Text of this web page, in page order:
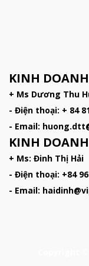
KINH
+ Ms Dương Thu
- Điện thoại: + 84
- Email:
KINH
+ Ms: Đinh Thị Hải
- Điện thoại: +84 96
- Email: